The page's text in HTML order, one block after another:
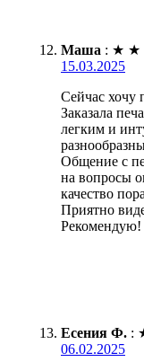
Маша : ★ ★
15.03.2025
Сейчас хочу
Заказала
легким и
Общение с
на вопросы
качество
Приятно
Рекомендую!
Есения Ф. :
06.02.2025